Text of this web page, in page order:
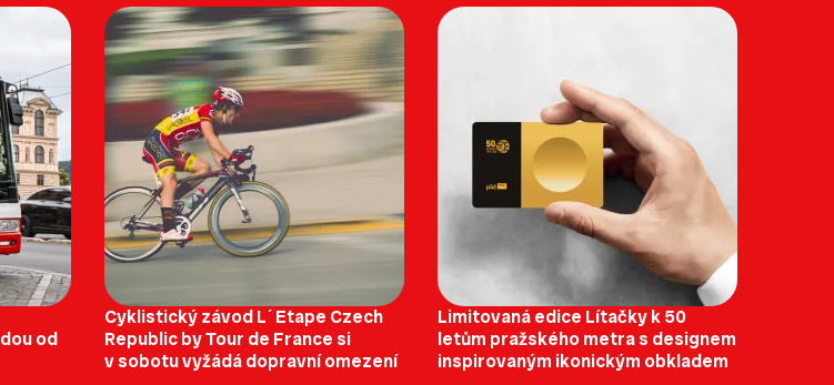
od
Cyklistický závod L´Etape Czech
Republic by Tour de France si
v sobotu vyžádá dopravní omezení
Limitovaná edice Lítačky k 50
letům pražského metra s designem
inspirovaným ikonickým obkladem